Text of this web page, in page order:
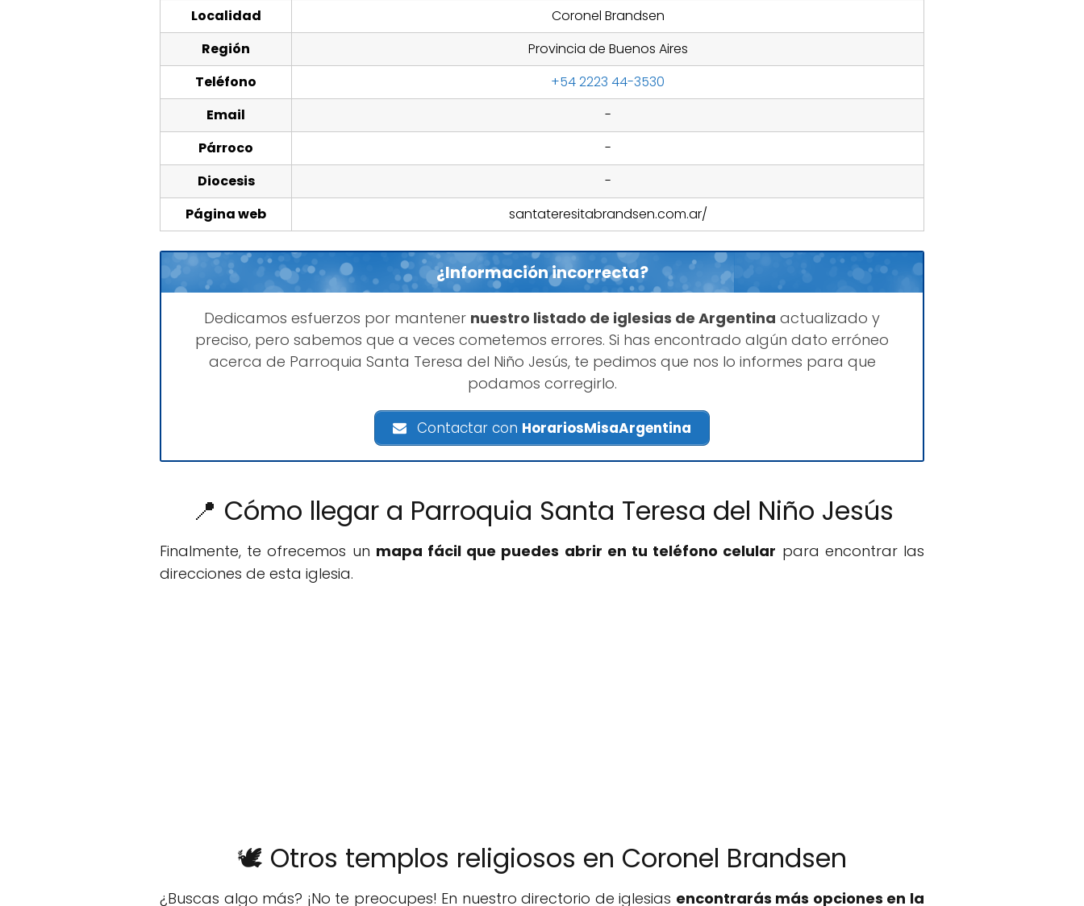
Localidad
Coronel Brandsen
Región
Provincia de Buenos Aires
Teléfono
+54 2223 44-3530
Email
-
Párroco
-
Diocesis
-
Página web
santateresitabrandsen.com.ar/
¿Información incorrecta?
Dedicamos esfuerzos por mantener nuestro listado de iglesias de Argentina actualizado y
preciso, pero sabemos que a veces cometemos errores. Si has encontrado algún dato erróneo
acerca de Parroquia Santa Teresa del Niño Jesús, te pedimos que nos lo informes para que
podamos corregirlo.
Contactar con HorariosMisaArgentina
📍 Cómo llegar a Parroquia Santa Teresa del Niño Jesús
Finalmente, te ofrecemos un mapa fácil que puedes abrir en tu teléfono celular para encontrar las
direcciones de esta iglesia.
🕊️ Otros templos religiosos en Coronel Brandsen
¿Buscas algo más? ¡No te preocupes! En nuestro directorio de iglesias encontrarás más opciones en la